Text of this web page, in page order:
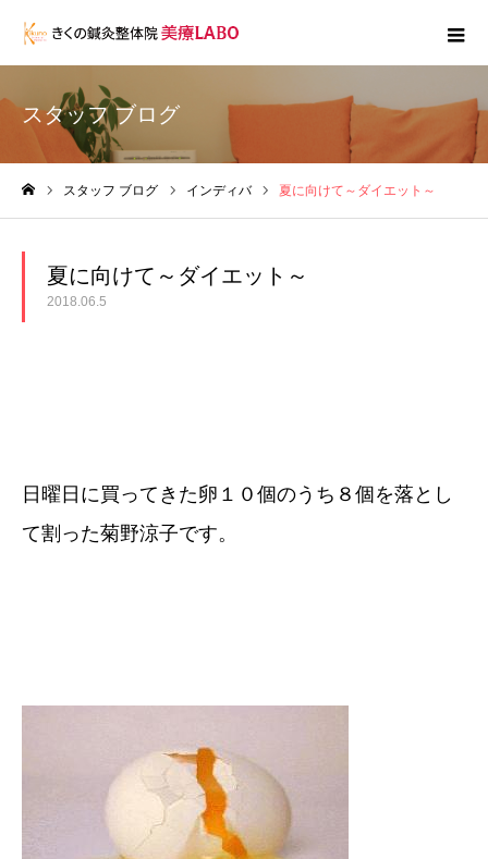
スタッフ ブログ
スタッフ ブログ インディバ 夏に向けて～ダイエット～
夏に向けて～ダイエット～
2018.06.5
日曜日に買ってきた卵１０個のうち８個を落とし
て割った菊野涼子です。